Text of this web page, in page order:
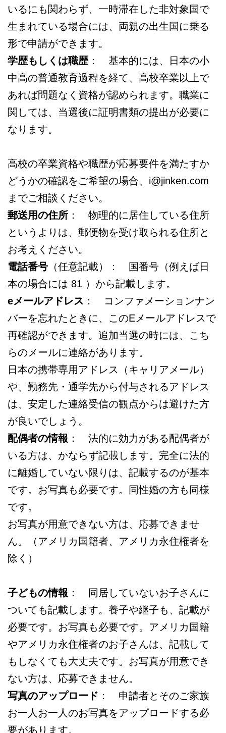
いるにも関わらず、一時滞在した非対象国で
生まれている場合には、両親の出生国に乗る
形で申請ができます。
学歴もしくは職歴： 基本的には、日本の小
中高の普通教育過程を経て、高校卒業以上で
あれば問題なく資格が認められます。職業に
関しては、当選後に証明書類の提出が必要に
なります。
高校の卒業資格や職歴が応募要件を満たすか
どうかの確認をご希望の場合、i@jinken.com
までご相談ください。
郵送用の住所 ： 物理的に居住している住所
というよりは、郵便物を受け取られる住所と
お考えください。
電話番号 （任意記載）： 国番号（例えば日
本の場合には 81 ）から記載します。
eメールアドレス ： コンファメーションナン
バーを忘れたときに、このEメールアドレスで
再確認ができます。追加当選の時には、こち
らのメールに連絡があります。
日本の携帯専用アドレス（キャリアメール）
や、勤務先・通学先から付与されるアドレス
は、安定した連絡受信の観点からは避けた方
が良いでしょう。
配偶者の情報 ： 法的に効力がある配偶者が
いる方は、かならず記載します。完全に法的
に離婚していない限りは、記載するのが基本
です。お写真も必要です。同性婚の方も同様
です。
お写真が用意できない方は、応募できませ
ん。（アメリカ国籍者、アメリカ永住権者を
除く）
子どもの情報 ： 同居していないお子さんに
ついても記載します。養子や継子も、記載が
必要です。お写真も必要です。アメリカ国籍
やアメリカ永住権者のお子さんは、記載して
もしなくても大丈夫です。お写真が用意でき
ない方は、応募できません。
写真のアップロード ： 申請者とそのご家族
お一人お一人のお写真をアップロードする必
要があります。